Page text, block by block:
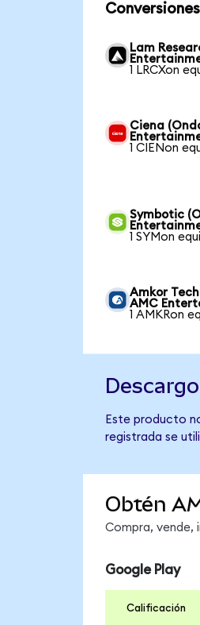
Lam
1 LRCXon
Ciena
1 CIENon
Symbotic
1 SYMon
Amkor
AMC
1 AMKRon
Este producto
registrada se
Obtén
Compra, vende,
Google Play
Calificación